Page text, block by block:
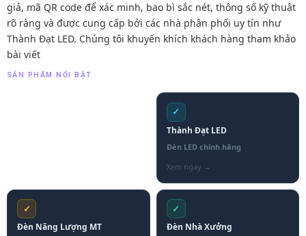
giả, mã QR code để xác minh, bao bì sắc nét, thông số kỹ thuật
rõ ràng và được cung cấp bởi các nhà phân phối uy tín như
Thành Đạt LED. Chúng tôi khuyến khích khách hàng tham khảo
bài viết
SẢN PHẨM NỔI BẬT
✓
Thành Đạt LED
Đèn LED chính hãng
✓
Đèn Năng Lượng MT
✓
Đèn Nhà Xưởng